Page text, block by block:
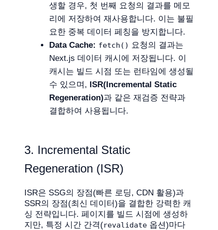
생할 경우, 첫 번째 요청의 결과를 메모
리에 저장하여 재사용합니다. 이는 불필
요한 중복 데이터 페칭을 방지합니다.
Data Cache: fetch() 요청의 결과는
Next.js 데이터 캐시에 저장됩니다. 이
캐시는 빌드 시점 또는 런타임에 생성될
수 있으며, ISR(Incremental Static
Regeneration)과 같은 재검증 전략과
결합하여 사용됩니다.
3. Incremental Static
Regeneration (ISR)
ISR은 SSG의 장점(빠른 로딩, CDN 활용)과
SSR의 장점(최신 데이터)을 결합한 강력한 캐
싱 전략입니다. 페이지를 빌드 시점에 생성하
지만, 특정 시간 간격(revalidate 옵션)마다